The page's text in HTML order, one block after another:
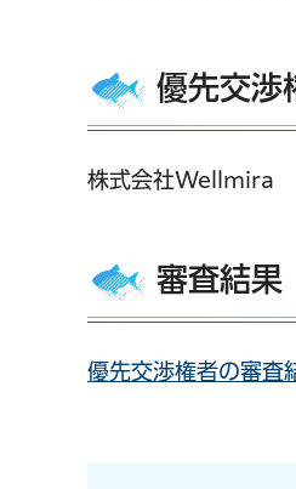
優先交渉
株式会社Wellmira
審査結果
優先交渉権者の審査